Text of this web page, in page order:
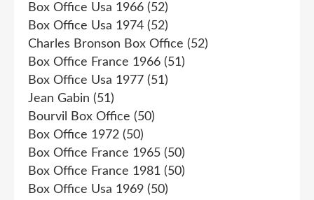
Box Office Usa 1966 (52)
Box Office Usa 1974 (52)
Charles Bronson Box Office (52)
Box Office France 1966 (51)
Box Office Usa 1977 (51)
Jean Gabin (51)
Bourvil Box Office (50)
Box Office 1972 (50)
Box Office France 1965 (50)
Box Office France 1981 (50)
Box Office Usa 1969 (50)